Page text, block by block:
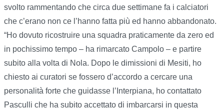
svolto rammentando che circa due settimane fa i calciatori
che c’erano non ce l’hanno fatta più ed hanno abbandonato.
“Ho dovuto ricostruire una squadra praticamente da zero ed
in pochissimo tempo – ha rimarcato Campolo – e partire
subito alla volta di Nola. Dopo le dimissioni di Mesiti, ho
chiesto ai curatori se fossero d’accordo a cercare una
personalità forte che guidasse l’Interpiana, ho contattato
Pasculli che ha subito accettato di imbarcarsi in questa